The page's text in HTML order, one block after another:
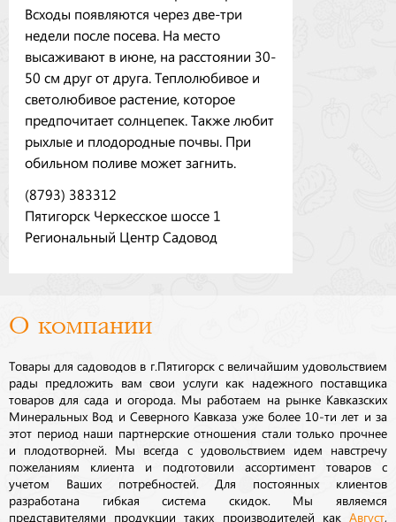
Всходы появляются через две-три
недели после посева. На место
высаживают в июне, на расстоянии 30-
50 см друг от друга. Теплолюбивое и
светолюбивое растение, которое
предпочитает солнцепек. Также любит
рыхлые и плодородные почвы. При
обильном поливе может загнить.
(8793) 383312
Пятигорск Черкесское шоссе 1
Региональный Центр Садовод
О компании
Товары для садоводов в г.Пятигорск с величайшим удовольствием
рады предложить вам свои услуги как надежного поставщика
товаров для сада и огорода. Мы работаем на рынке Кавказских
Минеральных Вод и Северного Кавказа уже более 10-ти лет и за
этот период наши партнерские отношения стали только прочнее
и плодотворней. Мы всегда с удовольствием идем навстречу
пожеланиям клиента и подготовили ассортимент товаров с
учетом Ваших потребностей. Для постоянных клиентов
разработана гибкая система скидок. Мы являемся
представителями продукции таких производителей как Август